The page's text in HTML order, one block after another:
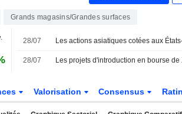
Grands magasins/Grandes surfaces
28/07
28/07
Valorisation Consensus